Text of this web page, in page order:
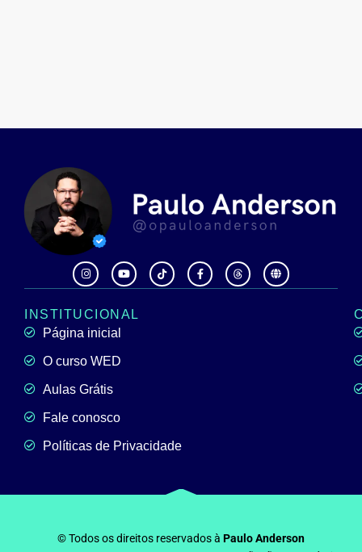
INSTITUCIONAL
Página inicial
O curso WED
Aulas Grátis
Fale conosco
Políticas de Privacidade
© Todos os direitos reservados à Paulo Anderson